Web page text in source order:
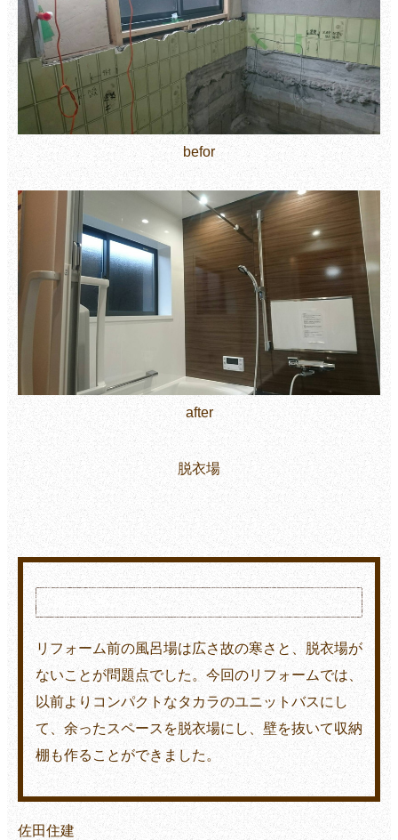
befor
after
脱衣場
施工を終えて
リフォーム前の風呂場は広さ故の寒さと、脱衣場が
ないことが問題点でした。今回のリフォームでは、
以前よりコンパクトなタカラのユニットバスにし
て、余ったスペースを脱衣場にし、壁を抜いて収納
棚も作ることができました。
佐田住建